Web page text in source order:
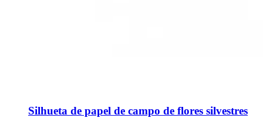
Silhueta de papel de campo de flores silvestres